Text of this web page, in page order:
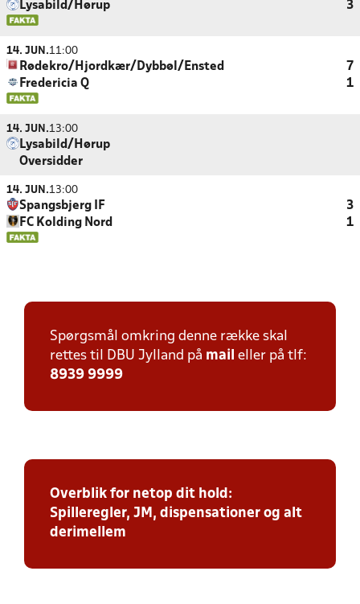
Lysabild/Hørup
3
14. JUN.11:00
Rødekro/Hjordkær/Dybbøl/Ensted
7
Fredericia Q
1
14. JUN.13:00
Lysabild/Hørup
Oversidder
14. JUN.13:00
Spangsbjerg IF
3
FC Kolding Nord
1
Spørgsmål omkring denne række skal
rettes til DBU Jylland på mail eller på tlf:
8939 9999
Overblik for netop dit hold:
Spilleregler, JM, dispensationer og alt
derimellem